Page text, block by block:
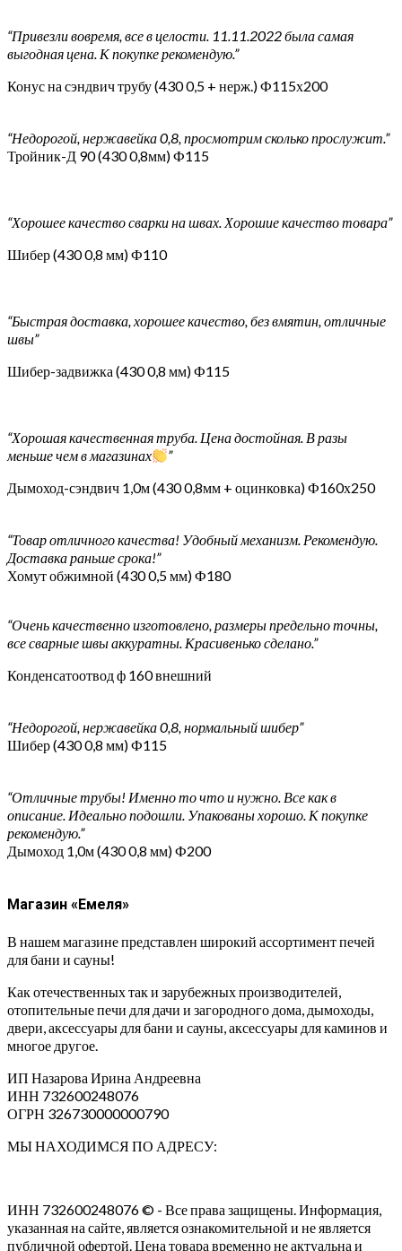
“Привезли вовремя, все в целости. 11.11.2022 была самая
выгодная цена. К покупке рекомендую.”
Конус на сэндвич трубу (430 0,5 + нерж.) Ф115х200
“Недорогой, нержавейка 0,8, просмотрим сколько прослужит.”
Тройник-Д 90 (430 0,8мм) Ф115
“Хорошее качество сварки на швах. Хорошие качество товара”
Шибер (430 0,8 мм) Ф110
“Быстрая доставка, хорошее качество, без вмятин, отличные
швы”
Шибер-задвижка (430 0,8 мм) Ф115
“Хорошая качественная труба. Цена достойная. В разы
меньше чем в магазинах
”
Дымоход-сэндвич 1,0м (430 0,8мм + оцинковка) Ф160х250
“Товар отличного качества! Удобный механизм. Рекомендую.
Доставка раньше срока!”
Хомут обжимной (430 0,5 мм) Ф180
“Очень качественно изготовлено, размеры предельно точны,
все сварные швы аккуратны. Красивенько сделано.”
Конденсатоотвод ф 160 внешний
“Недорогой, нержавейка 0,8, нормальный шибер”
Шибер (430 0,8 мм) Ф115
“Отличные трубы! Именно то что и нужно. Все как в
описание. Идеально подошли. Упакованы хорошо. К покупке
рекомендую.”
Дымоход 1,0м (430 0,8 мм) Ф200
Магазин «Емеля»
В нашем магазине представлен широкий ассортимент печей
для бани и сауны!
Как отечественных так и зарубежных производителей,
отопительные печи для дачи и загородного дома, дымоходы,
двери, аксессуары для бани и сауны, аксессуары для каминов и
многое другое.
ИП Назарова Ирина Андреевна⁠
ИНН 732600248076
ОГРН 326730000000790
МЫ НАХОДИМСЯ ПО АДРЕСУ:
ИНН 732600248076 © - Все права защищены. Информация,
указанная на сайте, является ознакомительной и не является
публичной офертой. Цена товара временно не актуальна и